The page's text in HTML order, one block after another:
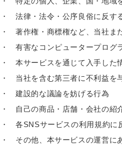
・
法律・法令・公序良俗に反す
・
著作権・商標権など、当社ま
・
有害なコンピュータープログ
・
本サービスを通じて入手した
・
当社を含む第三者に不利益を
・
建設的な議論を妨げる行為
・
自己の商品・店舗・会社の紹
・
各SNSサービスの利用規約に
・
その他、本サービスの運営に